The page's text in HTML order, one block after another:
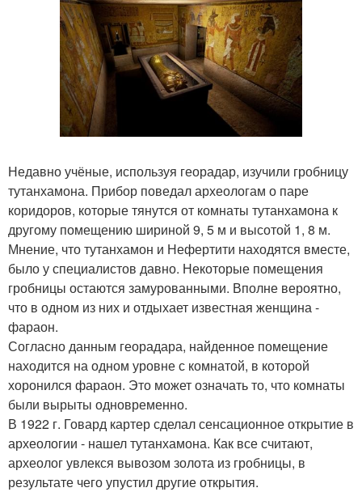
Недавно учёные, используя георадар, изучили гробницу
тутанхамона. Прибор поведал археологам о паре
коридоров, которые тянутся от комнаты тутанхамона к
другому помещению шириной 9, 5 м и высотой 1, 8 м.
Мнение, что тутанхамон и Нефертити находятся вместе,
было у специалистов давно. Некоторые помещения
гробницы остаются замурованными. Вполне вероятно,
что в одном из них и отдыхает известная женщина -
фараон.
Согласно данным георадара, найденное помещение
находится на одном уровне с комнатой, в которой
хоронился фараон. Это может означать то, что комнаты
были вырыты одновременно.
В 1922 г. Говард картер сделал сенсационное открытие в
археологии - нашел тутанхамона. Как все считают,
археолог увлекся вывозом золота из гробницы, в
результате чего упустил другие открытия.